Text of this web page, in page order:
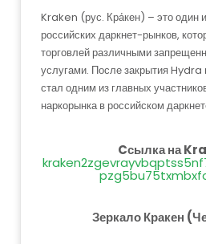
Kraken (рус. Кра́кен) – это один
российских даркнет-рынков,
торговлей различными
услугами. После закрытия
стал одним из главных
наркорынка в российском
Cсылка на
Зеркало Кракен